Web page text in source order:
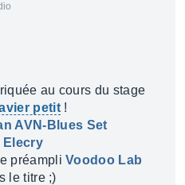
au cours du stage
petit!
AVN-Blues Set
Elecry
préampliVoodoo Lab
le titre ;)